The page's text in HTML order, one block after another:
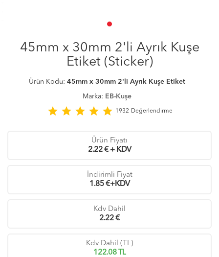
45mm x 30mm 2'li Ayrık Kuşe
Etiket (Sticker)
Ürün Kodu: 45mm x 30mm 2'li Ayrık Kuşe Etiket
Marka: EB-Kuşe
star star star star star 1932 Değerlendirme
Ürün Fiyatı
2.22 € + KDV
İndirimli Fiyat
1.85€+KDV
Kdv Dahil
2.22€
Kdv Dahil (TL)
122.08 TL